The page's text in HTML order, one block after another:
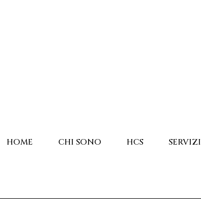
HOME CHI SONO HCS SERVIZI